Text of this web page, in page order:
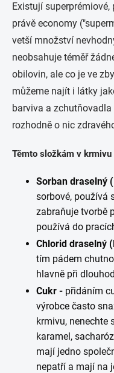
Existují
právě economy
vetší množství
neobsahuje téměř
obilovin, ale co je ve
můžeme najít i látky
barviva a
rozhodně o nic
Těmto složkám v krmivu
Sorban draselný
sorbové, používá
zabraňuje tvorbě
používá do
Chlorid draselný
tím pádem
hlavně při
Cukr - přidáním
výrobce často
krmivu, nenechte
karamel,
mají jedno
nepatří a mají na